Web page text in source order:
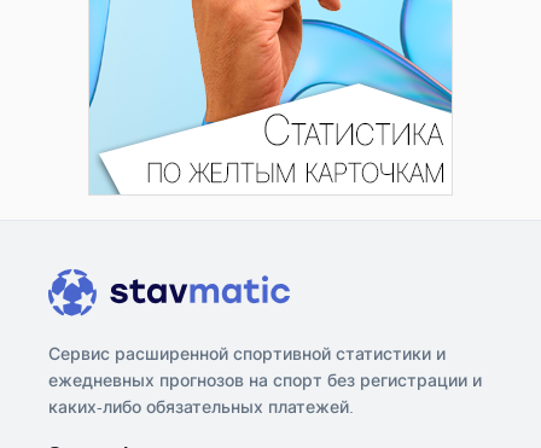
Сервис расширенной спортивной статистики и
ежедневных прогнозов на спорт без регистрации и
каких-либо обязательных платежей.